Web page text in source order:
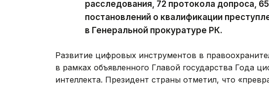
расследования, 72 протокола допроса,
постановлений о квалификации
в Генеральной прокуратуре РК.
Развитие цифровых инструментов в
в рамках объявленного Главой государства Года
интеллекта. Президент страны отметил, что